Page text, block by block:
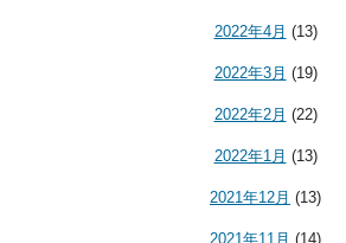
2022年4月 (13)
2022年3月 (19)
2022年2月 (22)
2022年1月 (13)
2021年12月 (13)
2021年11月 (14)